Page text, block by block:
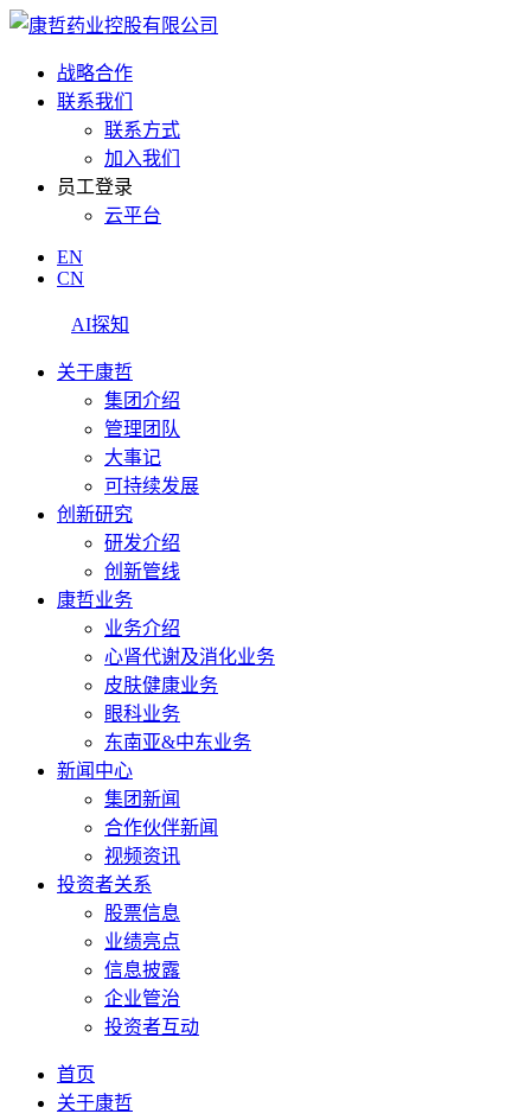
战略合作
联系我们
联系方式
加入我们
员工登录
云平台
EN
CN
AI探知
关于康哲
集团介绍
管理团队
大事记
可持续发展
创新研究
研发介绍
创新管线
康哲业务
业务介绍
心肾代谢及消化业务
皮肤健康业务
眼科业务
东南亚&中东业务
新闻中心
集团新闻
合作伙伴新闻
视频资讯
投资者关系
股票信息
业绩亮点
信息披露
企业管治
投资者互动
首页
关于康哲